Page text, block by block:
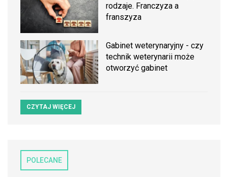
rodzaje. Franczyza a
franszyza
Gabinet weterynaryjny - czy
technik weterynarii może
otworzyć gabinet
CZYTAJ WIĘCEJ
POLECANE